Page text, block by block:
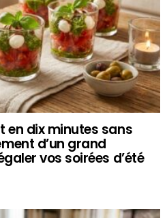
en dix minutes sans
d’un grand
vos soirées d’été